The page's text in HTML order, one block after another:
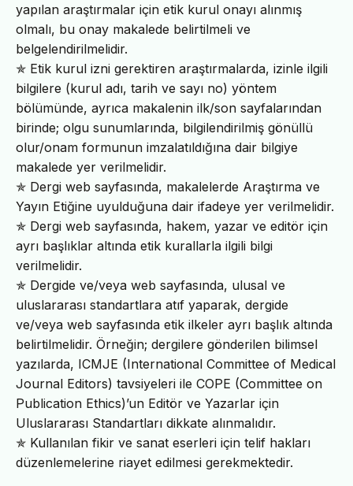
yapılan araştırmalar için etik kurul onayı alınmış
olmalı, bu onay makalede belirtilmeli ve
belgelendirilmelidir.
✯ Etik kurul izni gerektiren araştırmalarda, izinle ilgili
bilgilere (kurul adı, tarih ve sayı no) yöntem
bölümünde, ayrıca makalenin ilk/son sayfalarından
birinde; olgu sunumlarında, bilgilendirilmiş gönüllü
olur/onam formunun imzalatıldığına dair bilgiye
makalede yer verilmelidir.
✯ Dergi web sayfasında, makalelerde Araştırma ve
Yayın Etiğine uyulduğuna dair ifadeye yer verilmelidir.
✯ Dergi web sayfasında, hakem, yazar ve editör için
ayrı başlıklar altında etik kurallarla ilgili bilgi
verilmelidir.
✯ Dergide ve/veya web sayfasında, ulusal ve
uluslararası standartlara atıf yaparak, dergide
ve/veya web sayfasında etik ilkeler ayrı başlık altında
belirtilmelidir. Örneğin; dergilere gönderilen bilimsel
yazılarda, ICMJE (International Committee of Medical
Journal Editors) tavsiyeleri ile COPE (Committee on
Publication Ethics)’un Editör ve Yazarlar için
Uluslararası Standartları dikkate alınmalıdır.
✯ Kullanılan fikir ve sanat eserleri için telif hakları
düzenlemelerine riayet edilmesi gerekmektedir.